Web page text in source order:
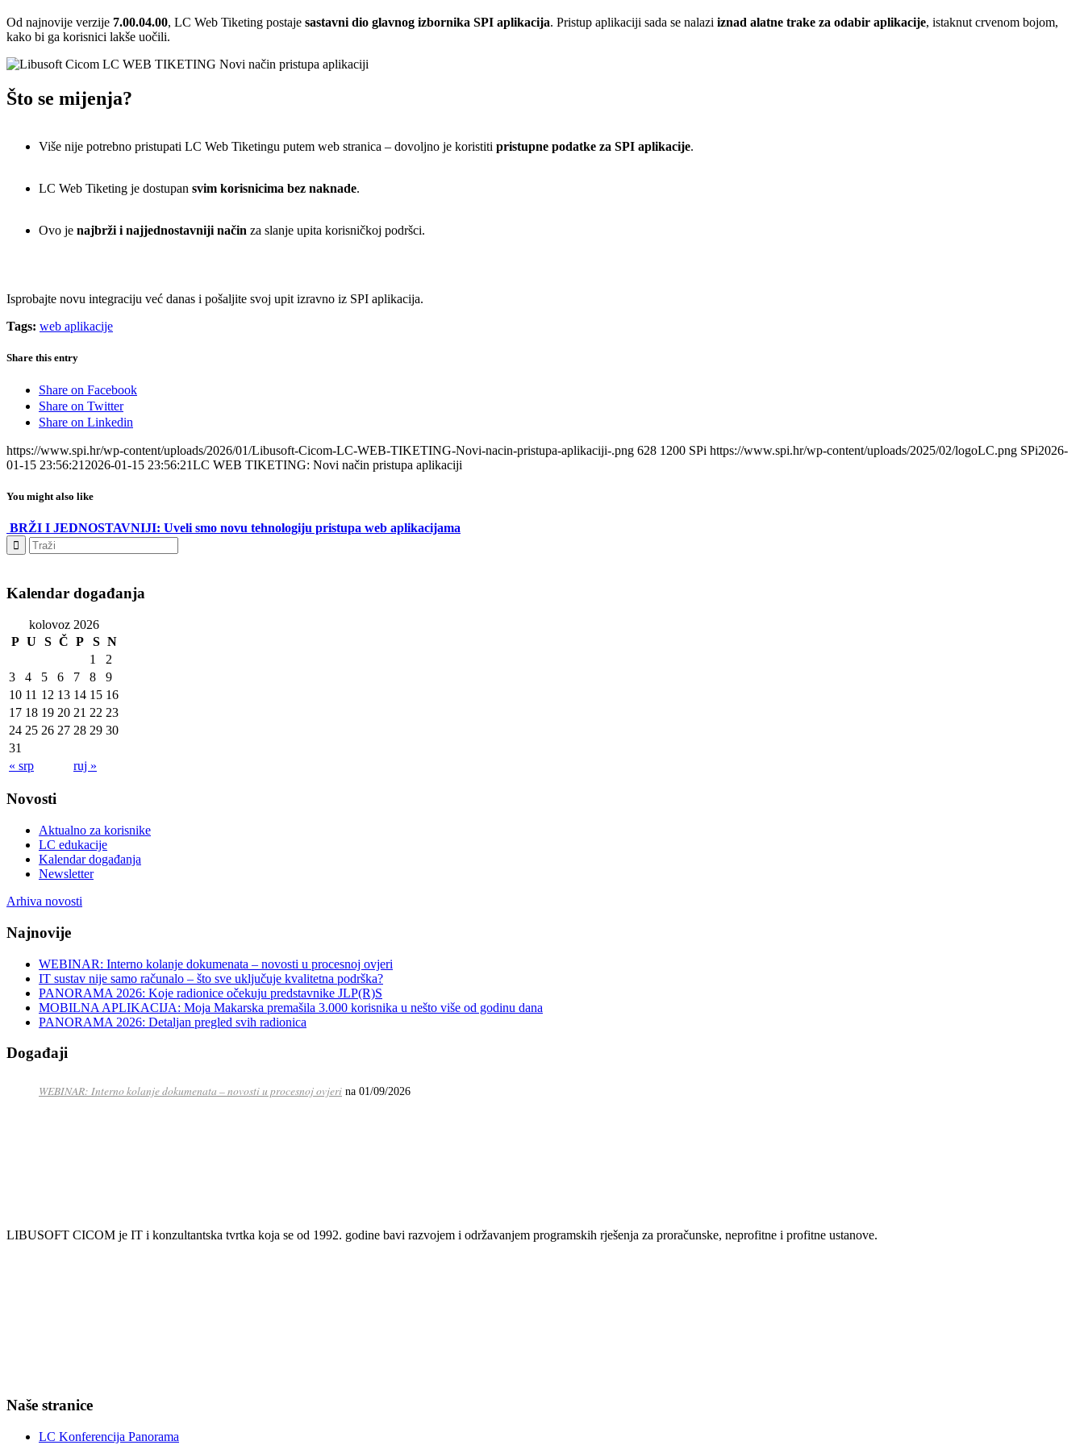
Od najnovije verzije 7.00.04.00, LC Web Tiketing postaje sastavni dio glavnog izbornika SPI aplikacija. Pristup aplikaciji sada se nalazi iznad alatne trake za odabir aplikacije, istaknut crvenom bojom,
kako bi ga korisnici lakše uočili.
Što se mijenja?
Više nije potrebno pristupati LC Web Tiketingu putem web stranica – dovoljno je koristiti pristupne podatke za SPI aplikacije.
LC Web Tiketing je dostupan svim korisnicima bez naknade.
Ovo je najbrži i najjednostavniji način za slanje upita korisničkoj podršci.
Isprobajte novu integraciju već danas i pošaljite svoj upit izravno iz SPI aplikacija.
Tags: web aplikacije
Share this entry
Share on Facebook
Share on Twitter
Share on Linkedin
https://www.spi.hr/wp-content/uploads/2026/01/Libusoft-Cicom-LC-WEB-TIKETING-Novi-nacin-pristupa-aplikaciji-.png 628 1200 SPi https://www.spi.hr/wp-content/uploads/2025/02/logoLC.png SPi2026-
01-15 23:56:21 2026-01-15 23:56:21LC WEB TIKETING: Novi način pristupa aplikaciji
You might also like
BRŽI I JEDNOSTAVNIJI: Uveli smo novu tehnologiju pristupa web aplikacijama
Kalendar događanja
kolovoz 2026
P U S Č P S N
1
2
3
4 5 6 7 8
9
10 11 12 13 14 15 16
17 18 19 20 21 22 23
24 25 26 27 28 29 30
31
« srp
ruj »
Novosti
Aktualno za korisnike
LC edukacije
Kalendar događanja
Newsletter
Arhiva novosti
Najnovije
WEBINAR: Interno kolanje dokumenata – novosti u procesnoj ovjeri
IT sustav nije samo računalo – što sve uključuje kvalitetna podrška?
PANORAMA 2026: Koje radionice očekuju predstavnike JLP(R)S
MOBILNA APLIKACIJA: Moja Makarska premašila 3.000 korisnika u nešto više od godinu dana
PANORAMA 2026: Detaljan pregled svih radionica
Događaji
WEBINAR: Interno kolanje dokumenata – novosti u procesnoj ovjeri na 01/09/2026
LIBUSOFT CICOM je IT i konzultantska tvrtka koja se od 1992. godine bavi razvojem i održavanjem programskih rješenja za proračunske, neprofitne i profitne ustanove.
Naše stranice
LC Konferencija Panorama